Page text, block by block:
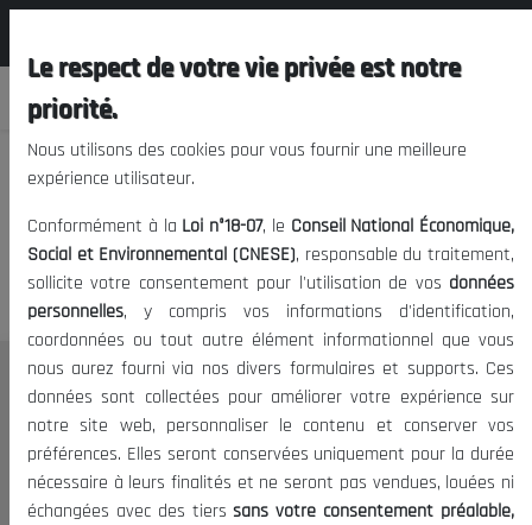
We apologize, but you cannot
access this content.
THE NESEC
About
The President
Organisation
Le respect de votre vie privée est notre
priorité.
Nous utilisons des cookies pour vous fournir une meilleure
expérience utilisateur.
Conformément à la Loi n°18-07, le Conseil National Économique,
Social et Environnemental (CNESE), responsable du traitement,
sollicite votre consentement pour l'utilisation de vos données
personnelles, y compris vos informations d'identification,
coordonnées ou tout autre élément informationnel que vous
nous aurez fourni via nos divers formulaires et supports. Ces
données sont collectées pour améliorer votre expérience sur
notre site web, personnaliser le contenu et conserver vos
préférences. Elles seront conservées uniquement pour la durée
nécessaire à leurs finalités et ne seront pas vendues, louées ni
échangées avec des tierssans votre consentement préalable,